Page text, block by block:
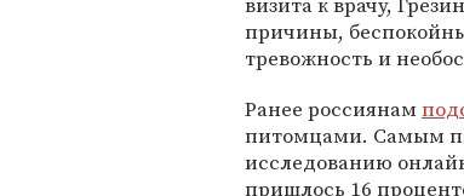
причины,
тревожность и
Ранее россиянам
питомцами. Самым
исследованию
пришлось 16